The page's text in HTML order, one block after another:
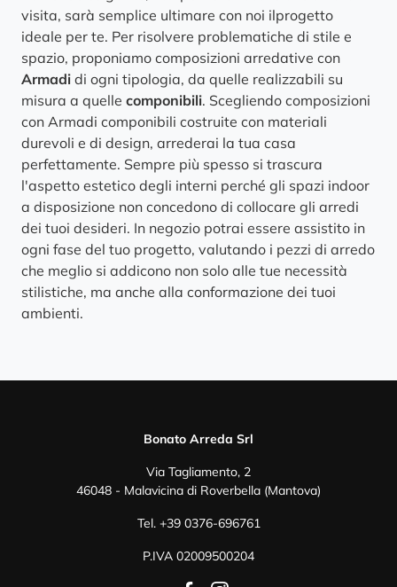
visita, sarà semplice ultimare con noi ilprogetto
ideale per te. Per risolvere problematiche di stile e
spazio, proponiamo composizioni arredative con
Armadi di ogni tipologia, da quelle realizzabili su
misura a quelle componibili. Scegliendo composizioni
con Armadi componibili costruite con materiali
durevoli e di design, arrederai la tua casa
perfettamente. Sempre più spesso si trascura
l'aspetto estetico degli interni perché gli spazi indoor
a disposizione non concedono di collocare gli arredi
dei tuoi desideri. In negozio potrai essere assistito in
ogni fase del tuo progetto, valutando i pezzi di arredo
che meglio si addicono non solo alle tue necessità
stilistiche, ma anche alla conformazione dei tuoi
ambienti.
Bonato Arreda Srl
Via Tagliamento, 2
46048 - Malavicina di Roverbella (Mantova)
Tel. +39 0376-696761
P.IVA 02009500204